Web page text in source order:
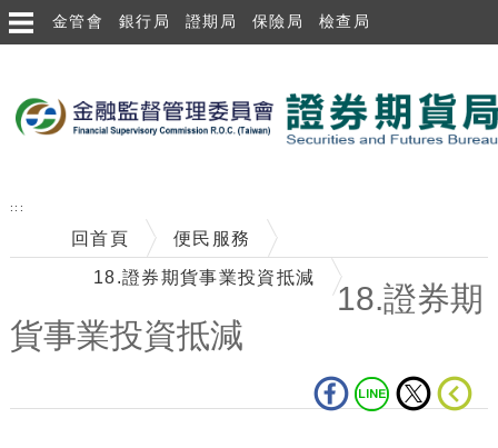
金管會 銀行局 證期局 保險局 檢查局
:::
回首頁 便民服務
18.證券期貨事業投資抵減
18.證券期
貨事業投資抵減